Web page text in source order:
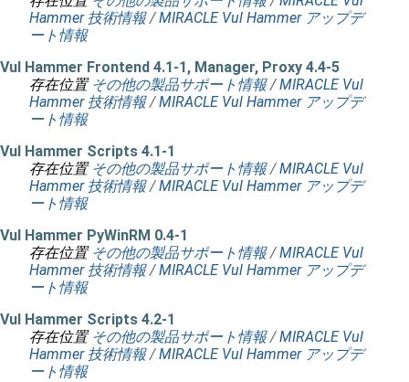
Hammer 技術情報 /MIRACLE Vul Hammer アップデ
ート情報
Vul Hammer Frontend 4.1-1, Manager, Proxy 4.4-5
存在位置 その他の製品サポート情報 /MIRACLE Vul
Hammer 技術情報 /MIRACLE Vul Hammer アップデ
ート情報
Vul Hammer Scripts 4.1-1
存在位置 その他の製品サポート情報 /MIRACLE Vul
Hammer 技術情報 /MIRACLE Vul Hammer アップデ
ート情報
Vul Hammer PyWinRM 0.4-1
存在位置 その他の製品サポート情報 /MIRACLE Vul
Hammer 技術情報 /MIRACLE Vul Hammer アップデ
ート情報
Vul Hammer Scripts 4.2-1
存在位置 その他の製品サポート情報 /MIRACLE Vul
Hammer 技術情報 /MIRACLE Vul Hammer アップデ
ート情報